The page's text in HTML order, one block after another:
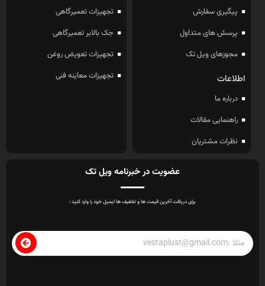
پیگیری سفارش
پرسش های متداول
مجوزهای ویل تک
اطلاعات
درباره ما
راهنمایی مقالات
نظرات مشتریان
تجهیزات تعمیرگاهی
جک بالابر تعمیرگاهی
تجهیزات تعویض روغن
تجهیزات معاینه فنی
عضویت در خبرنامه ویل تک
برای دریافت آخرین قیمت ها و تخفیف ها ایمیل خود را وارد کنید :